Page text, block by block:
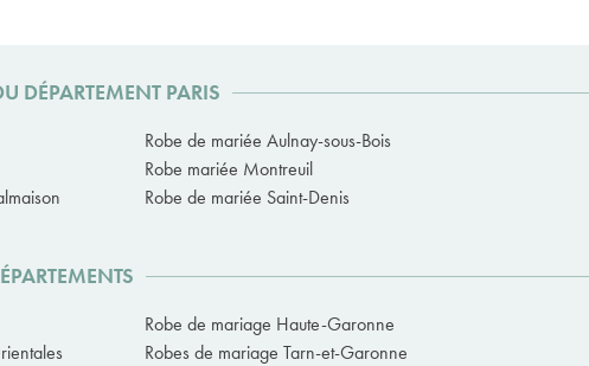
DÉPARTEMENT PARIS
Robe de mariée Aulnay-sous-Bois
Robe mariée Montreuil
Robe de mariée Saint-Denis
Robe de mariage Haute-Garonne
Robes de mariage Tarn-et-Garonne